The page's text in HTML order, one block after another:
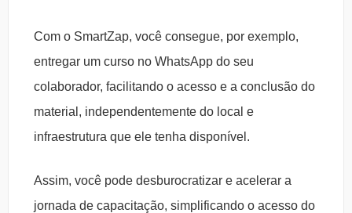
Com o SmartZap, você consegue, por exemplo,
entregar um curso no WhatsApp do seu
colaborador, facilitando o acesso e a conclusão do
material, independentemente do local e
infraestrutura que ele tenha disponível.
Assim, você pode desburocratizar e acelerar a
jornada de capacitação, simplificando o acesso do